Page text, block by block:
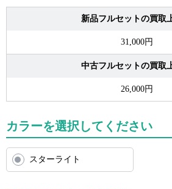
新品フルセットの買取
31,000円
中古フルセットの買取
26,000円
カラーを選択してください
スターライト